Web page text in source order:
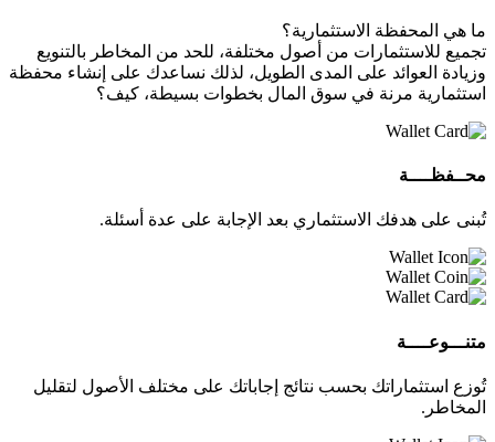
ما هي المحفظة الاستثمارية؟
تجميع للاستثمارات من أصول مختلفة، للحد من المخاطر بالتنويع
وزيادة العوائد على المدى الطويل، لذلك نساعدك على إنشاء محفظة
استثمارية مرنة في سوق المال بخطوات بسيطة، كيف؟
محــفظــــة
تُبنى على هدفك الاستثماري بعد الإجابة على عدة أسئلة.
متنـــوعــــة
تُوزع استثماراتك بحسب نتائج إجاباتك على مختلف الأصول لتقليل
المخاطر.